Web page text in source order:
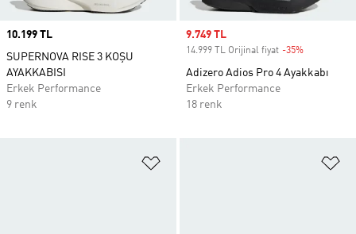
Price
10.199 TL
SUPERNOVA RISE 3 KOŞU
AYAKKABISI
Erkek Performance
9 renk
Sale price
9.749 TL
14.999 TL Orijinal fiyat -35%
Adizero Adios Pro 4 Ayakkabı
Erkek Performance
18 renk